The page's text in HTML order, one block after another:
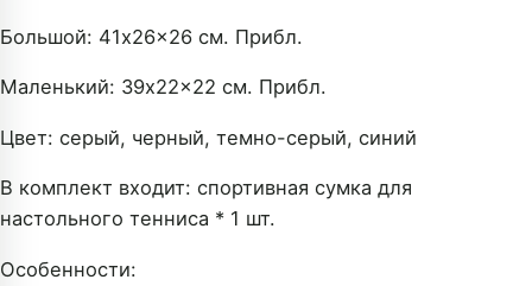
Большой: 41x26x26 см. Прибл.
Маленький: 39x22x22 см. Прибл.
Цвет: серый, черный, темно-серый, синий
В комплект входит: спортивная сумка для
настольного тенниса * 1 шт.
Особенности: